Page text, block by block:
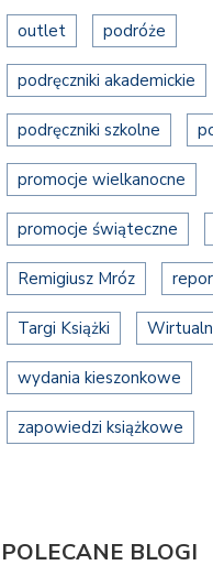
outlet podróże
podręczniki akademickie
podręczniki szkolne
promocje wielkanocne
promocje świąteczne
Remigiusz Mróz
Targi Książki
wydania kieszonkowe
zapowiedzi książkowe
POLECANE BLOGI